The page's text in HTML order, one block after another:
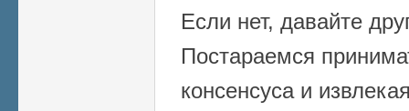
Если нет, давайте
Постараемся
консенсуса и